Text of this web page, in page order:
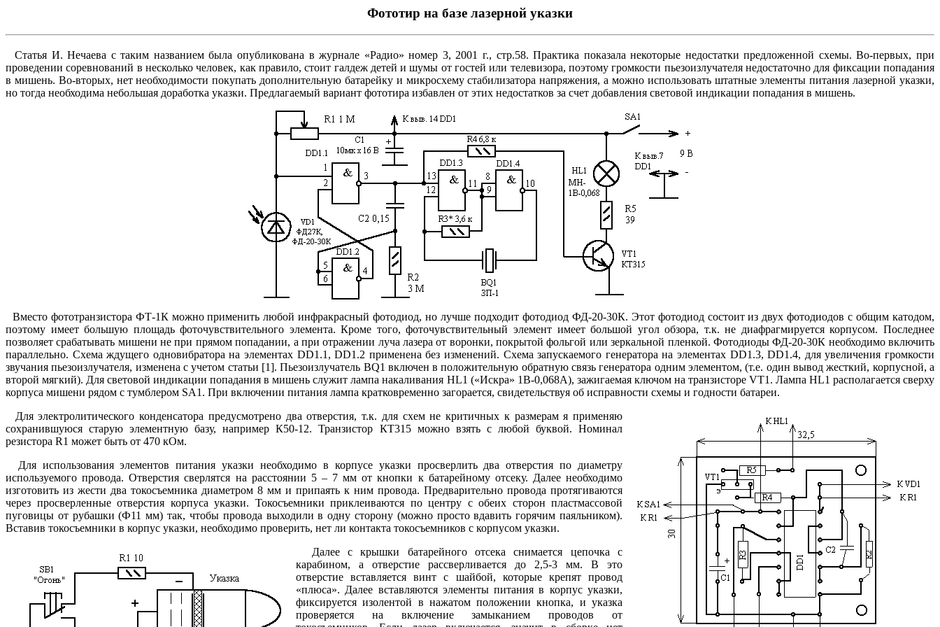
Фототир на базе лазерной указки
Статья И. Нечаева с таким названием была опубликована в журнале «Радио» номер 3, 2001 г., стр.58. Практика показала некоторые недостатки предложенной схемы. Во-первых, при
проведении соревнований в несколько человек, как правило, стоит галдеж детей и шумы от гостей или телевизора, поэтому громкости пьезоизлучателя недостаточно для фиксации попадания
в мишень. Во-вторых, нет необходимости покупать дополнительную батарейку и микросхему стабилизатора напряжения, а можно использовать штатные элементы питания лазерной указки,
но тогда необходима небольшая доработка указки. Предлагаемый вариант фототира избавлен от этих недостатков за счет добавления световой индикации попадания в мишень.
Вместо фототранзистора ФТ-1К можно применить любой инфракрасный фотодиод, но лучше подходит фотодиод ФД-20-30К. Этот фотодиод состоит из двух фотодиодов с общим катодом,
поэтому имеет большую площадь фоточувствительного элемента. Кроме того, фоточувствительный элемент имеет большой угол обзора, т.к. не диафрагмируется корпусом. Последнее
позволяет срабатывать мишени не при прямом попадании, а при отражении луча лазера от воронки, покрытой фольгой или зеркальной пленкой. Фотодиоды ФД-20-30К необходимо включить
параллельно. Схема ждущего одновибратора на элементах DD1.1, DD1.2 применена без изменений. Схема запускаемого генератора на элементах DD1.3, DD1.4, для увеличения громкости
звучания пьезоизлучателя, изменена с учетом статьи [1]. Пьезоизлучатель BQ1 включен в положительную обратную связь генератора одним элементом, (т.е. один вывод жесткий, корпусной, а
второй мягкий). Для световой индикации попадания в мишень служит лампа накаливания HL1 («Искра» 1В-0,068А), зажигаемая ключом на транзисторе VT1. Лампа HL1 располагается сверху
корпуса мишени рядом с тумблером SA1. При включении питания лампа кратковременно загорается, свидетельствуя об исправности схемы и годности батареи.
Для электролитического конденсатора предусмотрено два отверстия, т.к. для схем не критичных к размерам я применяю
сохранившуюся старую элементную базу, например К50-12. Транзистор КТ315 можно взять с любой буквой. Номинал
резистора R1 может быть от 470 кОм.
Для использования элементов питания указки необходимо в корпусе указки просверлить два отверстия по диаметру
используемого провода. Отверстия сверлятся на расстоянии 5 – 7 мм от кнопки к батарейному отсеку. Далее необходимо
изготовить из жести два токосъемника диаметром 8 мм и припаять к ним провода. Предварительно провода протягиваются
через просверленные отверстия корпуса указки. Токосъемники приклеиваются по центру с обеих сторон пластмассовой
пуговицы от рубашки (Ф11 мм) так, чтобы провода выходили в одну сторону (можно просто вдавить горячим паяльником).
Вставив токосъемники в корпус указки, необходимо проверить, нет ли контакта токосъемников с корпусом указки.
Далее с крышки батарейного отсека снимается цепочка с
карабином, а отверстие рассверливается до 2,5-3 мм. В это
отверстие вставляется винт с шайбой, которые крепят провод
«плюса». Далее вставляются элементы питания в корпус указки,
фиксируется изолентой в нажатом положении кнопка, и указка
проверяется на включение замыканием проводов от